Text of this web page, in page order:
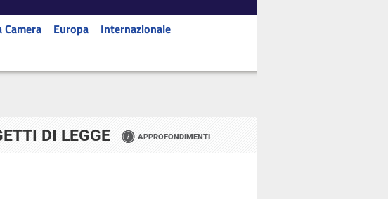
Camera Europa
Internazionale
DI LEGGE APPROFONDIMENTI